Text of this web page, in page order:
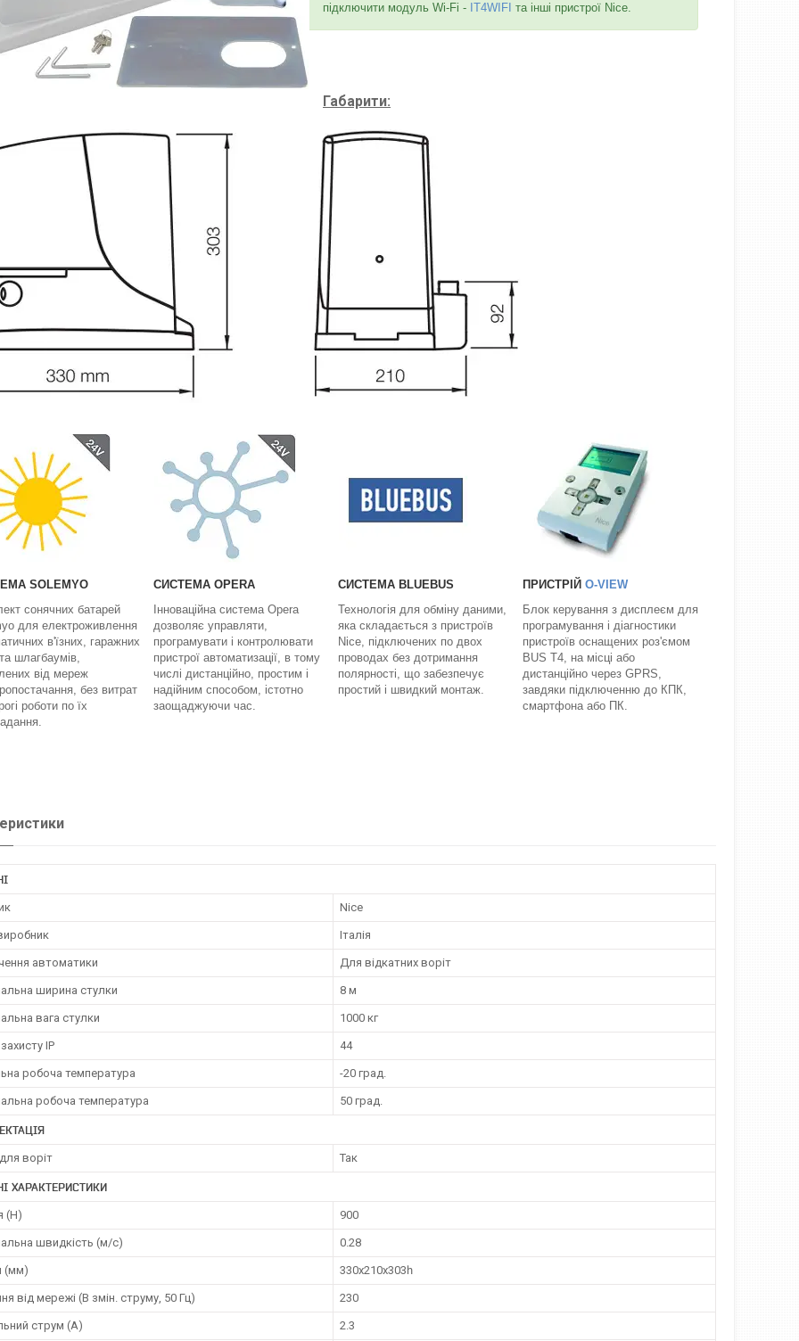
підключити модуль Wi-Fi - IT4WIFI та інші пристрої Nice.
Габарити:
SOLEMYO
сонячних батарей
для електроживлення
в'їзних, гаражних
шлагбаумів,
від мереж
без витрат
роботи по їх
СИСТЕМА OPERA
Інноваційна система Opera
дозволяє управляти,
програмувати і контролювати
пристрої автоматизації, в тому
числі дистанційно, простим і
надійним способом, істотно
заощаджуючи час.
СИСТЕМА BLUEBUS
Технологія для обміну даними,
яка складається з пристроїв
Nice, підключених по двох
проводах без дотримання
полярності, що забезпечує
простий і швидкий монтаж.
ПРИСТРІЙ O-VIEW
Блок керування з дисплеєм для
програмування і діагностики
пристроїв оснащених роз'ємом
BUS T4, на місці або
дистанційно через GPRS,
завдяки підключенню до КПК,
смартфона або ПК.
Nice
Італія
автоматики Для відкатних воріт
ширина стулки 8 м
вага стулки 1000 кг
IP 44
робоча температура -20 град.
робоча температура 50 град.
воріт Так
ХАРАКТЕРИСТИКИ
(H) 900
швидкість (м/с) 0.28
(мм) 330х210х303һ
від мережі (В змін. струму, 50 Гц) 230
струм (А) 2.3